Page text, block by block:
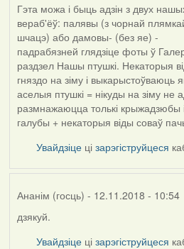
Гэта можа і быць адзін з двух
вераб'ёў: палявы (з чорнай
шчацэ) або дамовы- (без яе) -
падрабязней глядзіце фоты ў
раздзел Нашы птушкі. Некаторыя
гняздо на зіму і выкарыстоўваюць
аселыя птушкі = нікуды на зіму не
размнажаюцца толькі крыжадзюбы
галубы + некаторыя віды соваў
Увайдзіце цізарэгіструйцеся
Ананім (госць) - 12.11.2018 - 10:54
In
reply
дзякуй.
Увайдзіце цізарэгіструйцеся